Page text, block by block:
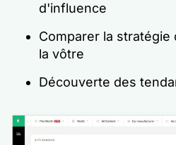
d'influence
Comparer la
la vôtre
Découverte des